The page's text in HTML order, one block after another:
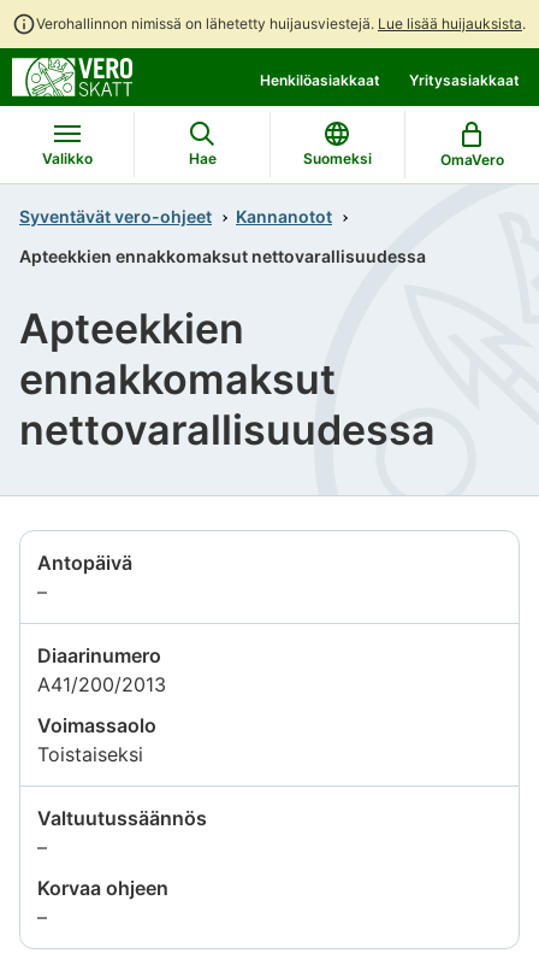
Verohallinnon nimissä on lähetetty huijausviestejä. Lue lisää huijauksista.
suoraan
sisältöön
koko
sivuston
hakuun
Henkilöasiakkaat Yritysasiakkaat
Valikko Hae Suomeksi OmaVero
Syventävät vero-ohjeet
Kannanotot
Apteekkien ennakkomaksut nettovarallisuudessa
Apteekkien
ennakkomaksut
nettovarallisuudessa
Antopäivä
–Tietoa
ei
saatavilla
Diaarinumero
A41/200/2013
Voimassaolo
Toistaiseksi
Valtuutussäännös
–Tietoa
saatavilla
Korvaa ohjeen
–Tietoa
ei